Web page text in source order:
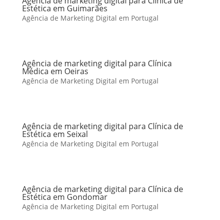
Estética em Guimarães
Agência de Marketing Digital em Portugal
Agência de marketing digital para Clínica
Médica em Oeiras
Agência de Marketing Digital em Portugal
Agência de marketing digital para Clínica de
Estética em Seixal
Agência de Marketing Digital em Portugal
Agência de marketing digital para Clínica de
Estética em Gondomar
Agência de Marketing Digital em Portugal